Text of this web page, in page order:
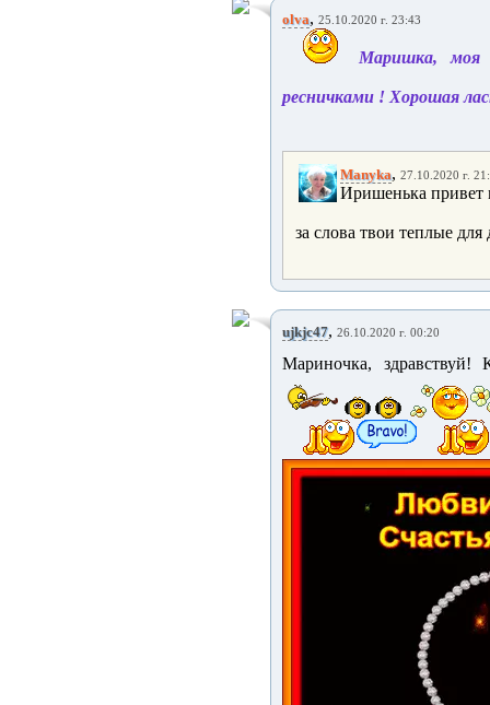
olva, 25.10.2020 г. 23:43
Маришка,
ресничками ! Хорошая
Manyka, 27.10.2020 г.
Иришенька привет
за слова твои теплые
ujkjc47, 26.10.2020 г. 00:20
Мариночка,